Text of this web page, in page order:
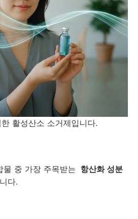
활성산소 소거제입니다.
물 중 가장 주목받는 항산화 성분
다.